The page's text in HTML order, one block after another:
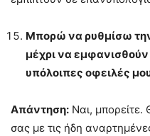
Μπορώ να ρυθμίσω
μέχρι να εμφανισθούν
υπόλοιπες οφειλές
Απάντηση: Ναι, μπορείτε.
σας με τις ήδη